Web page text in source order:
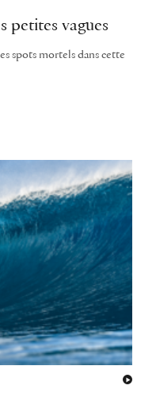
petites vagues
spots mortels dans cette